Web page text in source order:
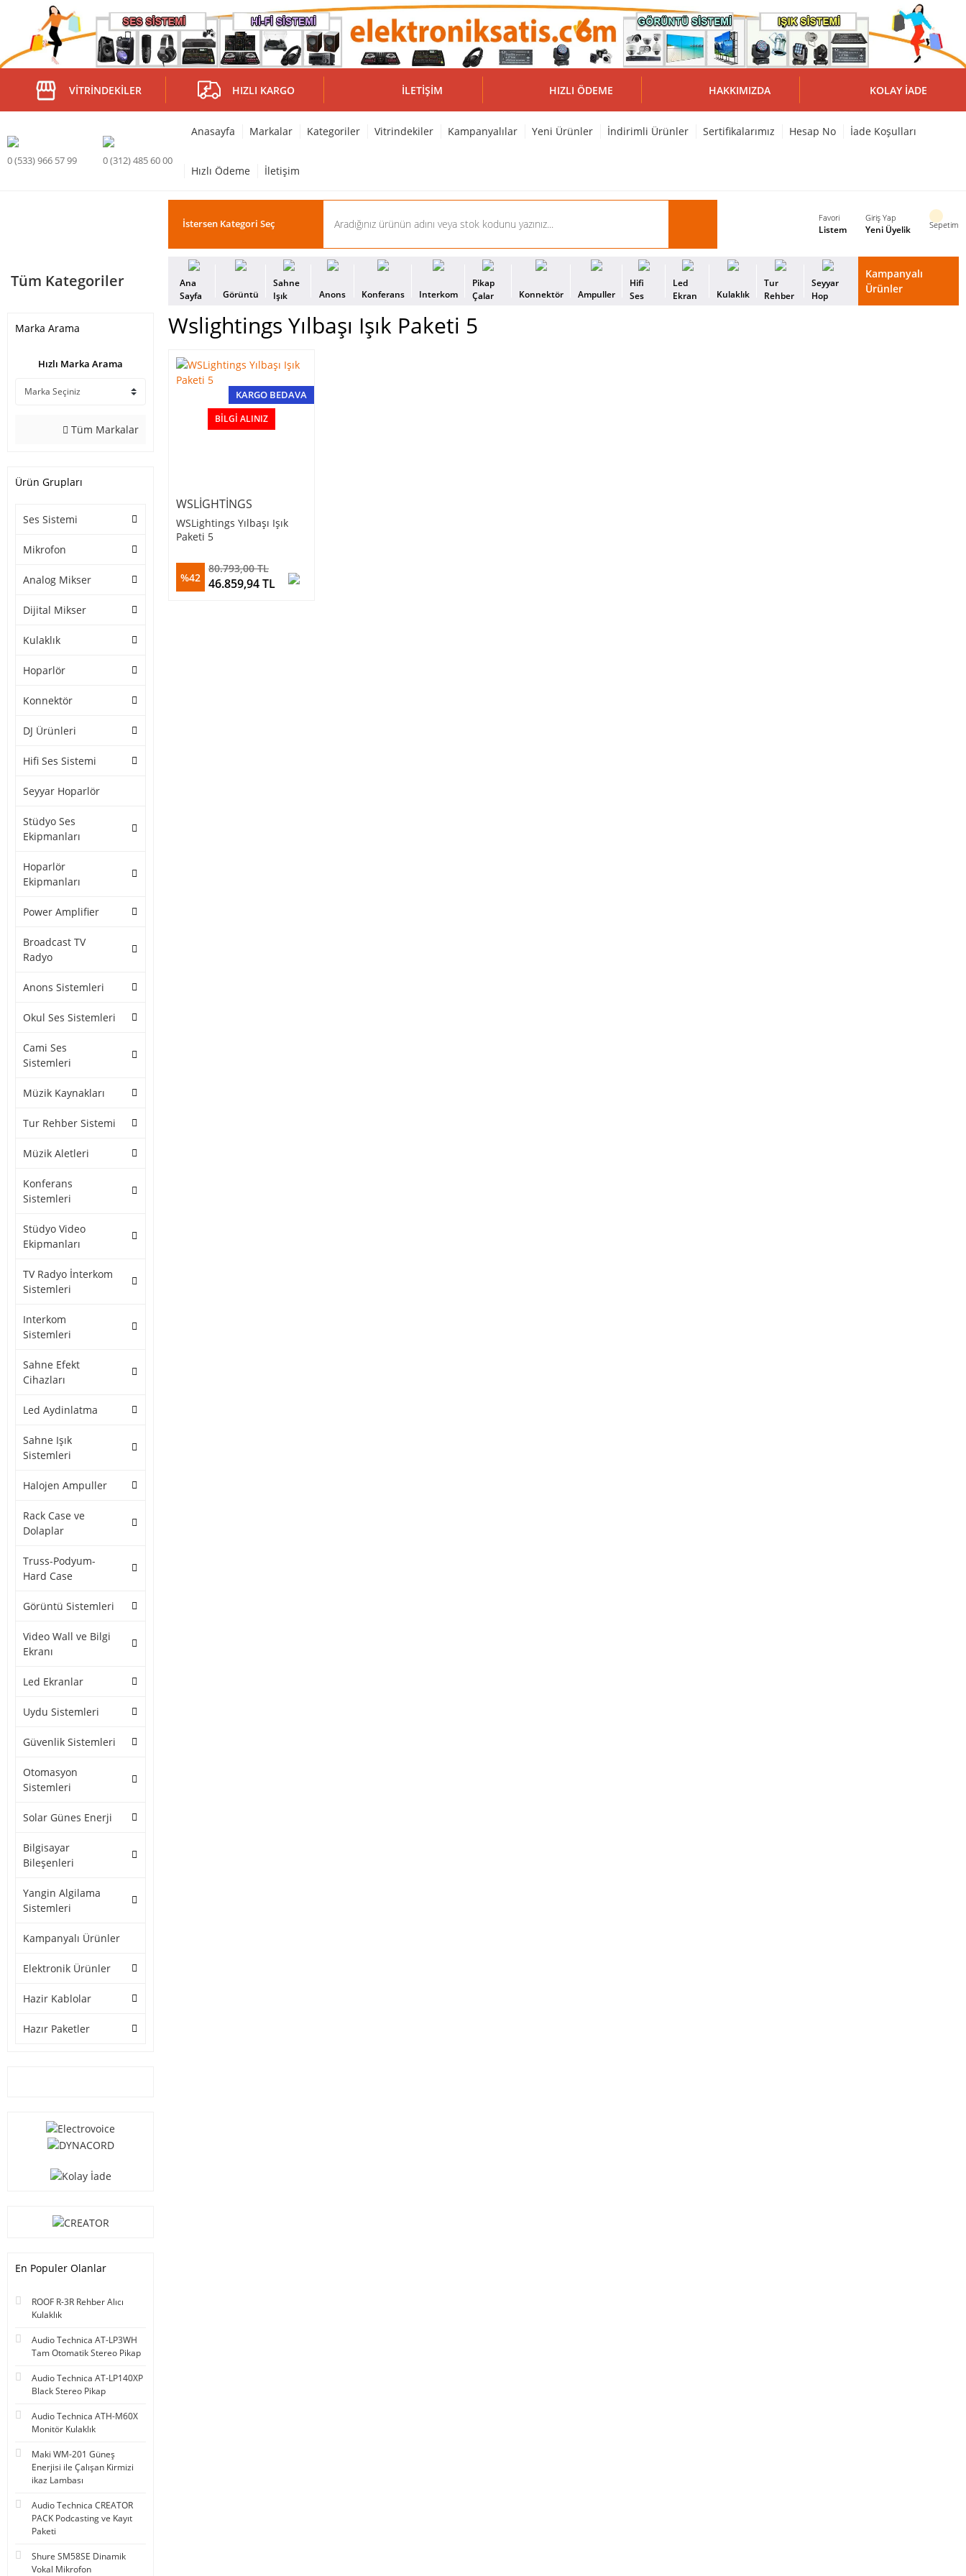
VITRINDEKILER HIZLI KARGO İLETIŞIM HIZLI ÖDEME HAKKIMIZDA KOLAY İADE
0 (533) 966 57 99 0 (312) 485 60 00
Anasayfa Markalar Kategoriler Vitrindekiler Kampanyalılar Yeni Ürünler İndirimli Ürünler Sertifikalarımız Hesap No İade Koşulları
Hızlı Ödeme İletişim
Favori
Listem
Giriş Yap
Yeni Üyelik Sepetim
Tüm Kategoriler
Ana
Sayfa
Görüntü
Sahne
Işık
Anons Konferans Interkom
Pikap
Çalar
Konnektör Ampuller
Hifi
Ses
Led
Ekran
Kulaklık
Tur
Rehber
Seyyar
Hop
Kampanyalı
Ürünler
Marka Arama
Hızlı Marka Arama
Tüm Markalar
Ürün Grupları
Ses Sistemi
Mikrofon
Analog Mikser
Dijital Mikser
Kulaklık
Hoparlör
Konnektör
DJ Ürünleri
Hifi Ses Sistemi
Seyyar Hoparlör
Stüdyo Ses
Ekipmanları
Hoparlör
Ekipmanları
Power Amplifier
Broadcast TV
Radyo
Anons Sistemleri
Okul Ses Sistemleri
Cami Ses
Sistemleri
Müzik Kaynakları
Tur Rehber Sistemi
Müzik Aletleri
Konferans
Sistemleri
Stüdyo Video
Ekipmanları
TV Radyo İnterkom
Sistemleri
Interkom
Sistemleri
Sahne Efekt
Cihazları
Led Aydinlatma
Sahne Işık
Sistemleri
Halojen Ampuller
Rack Case ve
Dolaplar
Truss-Podyum-
Hard Case
Görüntü Sistemleri
Video Wall ve Bilgi
Ekranı
Led Ekranlar
Uydu Sistemleri
Güvenlik Sistemleri
Otomasyon
Sistemleri
Solar Günes Enerji
Bilgisayar
Bileşenleri
Yangin Algilama
Sistemleri
Kampanyalı Ürünler
Elektronik Ürünler
Hazir Kablolar
Hazır Paketler
En Populer Olanlar
ROOF R-3R Rehber Alıcı
Kulaklık
Audio Technica AT-LP3WH
Tam Otomatik Stereo Pikap
Audio Technica AT-LP140XP
Black Stereo Pikap
Audio Technica ATH-M60X
Monitör Kulaklık
Maki WM-201 Güneş
Enerjisi ile Çalışan Kirmizi
ikaz Lambası
Audio Technica CREATOR
PACK Podcasting ve Kayıt
Paketi
Shure SM58SE Dinamik
Vokal Mikrofon
Wslightings Yılbaşı Işık Paketi 5
KARGO BEDAVA
BILGI ALINIZ
WSLIGHTINGS
WSLightings Yılbaşı Işık
Paketi 5
%42
80.793,00 TL
46.859,94 TL